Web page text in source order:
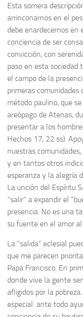
Esta somera
arrinconarnos en el
debe enardecernos en
conciencia de ser
convicción, con
paso en esta sociedad
el campo de la
primeras comunidades
método paulino, que
areópago de Atenas,
presentar a los
Hechos 17, 22 ss).
nuestras
y en tantos otros
esperanza y la alegría
La unción del Espíritu
“salir” a expandir el
presencia. No es una
su fuente en el amor
La “salida” eclesial
que me parecen
Papa Francisco. En
donde vive la gente
afligidos por la
especial: ante todo